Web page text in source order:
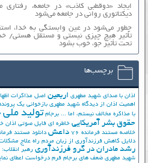
ایجاد «دوقطبی کاذب» در جامعه،
دیکتاتوری روانی در جامعه می‌شود
چطور می‌شود در عین وابستگی به خدا،
تأثیر هیچ چیزی نیستی و مستقل هستی/
تحت تأثیر جوّ، خوب بشود
برچسب‌ها
اذان با صدای شهید مطهری اربعین اصل مذاکرات
اهمیت اذان از دیدگاه شهید مطهری بازخوانی یک
با مذاکره مخالف نیستم، اما ... برجام تولید ملی
حقوق بشر آمریکایی خاطره ای فایل صوتی اذان
خلاصه مستند فرمانده 76
داعش دانلود مستند
دلایل کاهش فرزندآوری از زبان مردم راه علاج
رشد مادران در گرو فرزندآوری رهبر
شهید مطهری ضعف های برجام فرم درخواست اعطای